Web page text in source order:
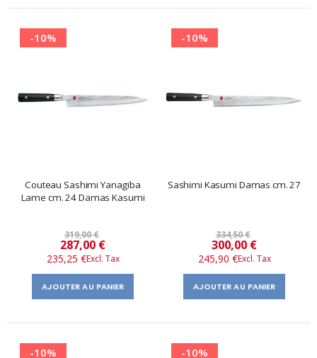
-10%
Couteau Sashimi Yanagiba
Lame cm. 24 Damas Kasumi
319,00 €
Prix
spécial
287,00 €
235,25 €
AJOUTER AU PANIER
-10%
Sashimi Kasumi Damas cm. 27
334,50 €
Prix
spécial
300,00 €
245,90 €
AJOUTER AU PANIER
-10% -10%